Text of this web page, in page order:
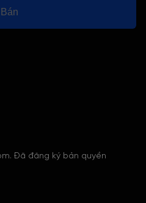
Bán
Đã đăng ký bản quyền